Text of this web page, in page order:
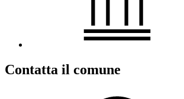
Contatta il comune